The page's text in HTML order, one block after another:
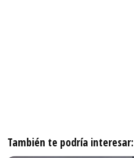
También te podría interesar: